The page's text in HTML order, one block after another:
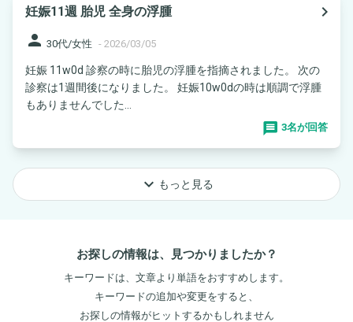
妊娠11週 胎児 全身の浮腫
navigate_next
person 30代/女性 - 2026/03/05
妊娠 11w0d 診察の時に胎児の浮腫を指摘されました。 次の
診察は1週間後になりました。 妊娠10w0dの時は順調で浮腫
もありませんでした...
3名が回答
keyboard_arrow_down もっと見る
お探しの情報は、見つかりましたか？
キーワードは、文章より単語をおすすめします。
キーワードの追加や変更をすると、
お探しの情報がヒットするかもしれません